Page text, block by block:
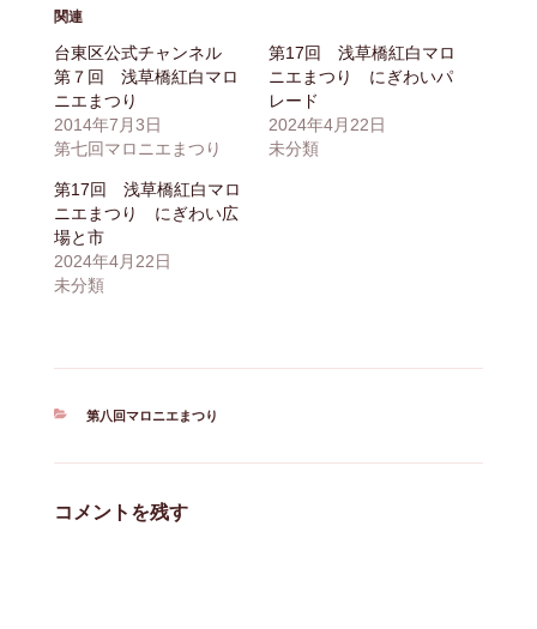
関連
台東区公式チャンネル
第７回 浅草橋紅白マロ
ニエまつり
2014年7月3日
第七回マロニエまつり
第17回 浅草橋紅白マロ
ニエまつり にぎわいパ
レード
2024年4月22日
未分類
第17回 浅草橋紅白マロ
ニエまつり にぎわい広
場と市
2024年4月22日
未分類
カ
第八回マロニエまつり
コメントを残す